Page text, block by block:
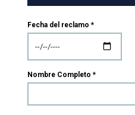
Fecha del reclamo *
Nombre Completo *